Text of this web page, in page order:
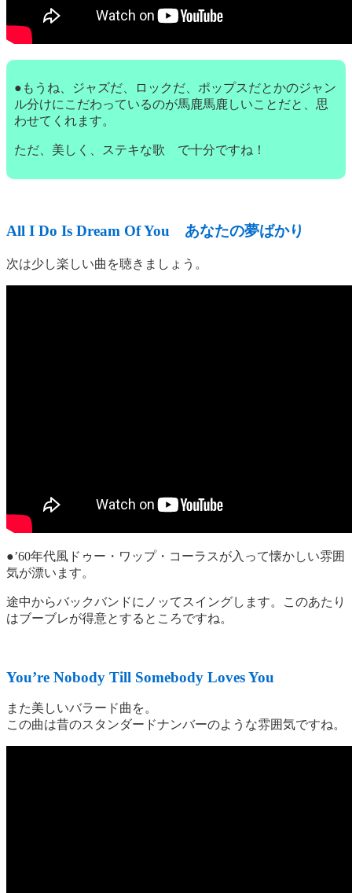
●もうね、ジャズだ、ロックだ、ポップスだとかのジャン
ル分けにこだわっているのが馬鹿馬鹿しいことだと、思
わせてくれます。
ただ、美しく、ステキな歌 で十分ですね！
All I Do Is Dream Of You あなたの夢ばかり
次は少し楽しい曲を聴きましょう。
●’60年代風ドゥー・ワップ・コーラスが入って懐かしい雰囲
気が漂います。
途中からバックバンドにノッてスイングします。このあたり
はブーブレが得意とするところですね。
You’re Nobody Till Somebody Loves You
また美しいバラード曲を。
この曲は昔のスタンダードナンバーのような雰囲気ですね。